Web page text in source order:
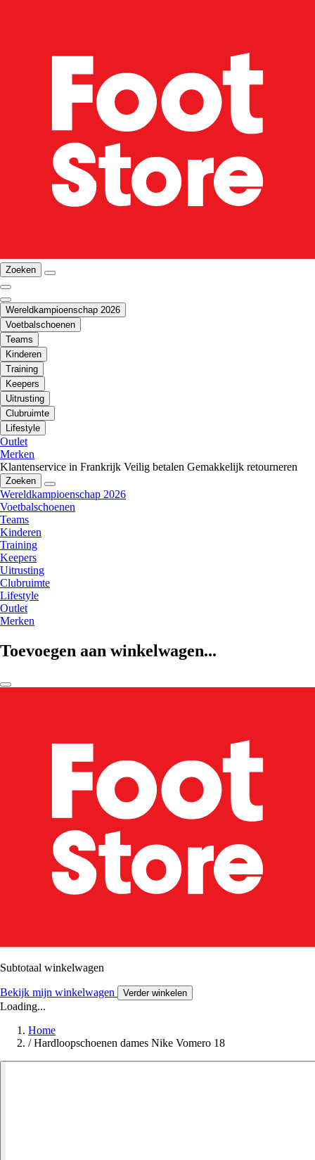
Zoeken
Wereldkampioenschap 2026
Voetbalschoenen
Teams
Kinderen
Training
Keepers
Uitrusting
Clubruimte
Lifestyle
Outlet
Merken
Klantenservice in Frankrijk Veilig betalen Gemakkelijk retourneren
Zoeken
Wereldkampioenschap 2026
Voetbalschoenen
Teams
Kinderen
Training
Keepers
Uitrusting
Clubruimte
Lifestyle
Outlet
Merken
Toevoegen aan winkelwagen...
Subtotaal winkelwagen
Bekijk mijn winkelwagen Verder winkelen
Loading...
Home
/ Hardloopschoenen dames Nike Vomero 18